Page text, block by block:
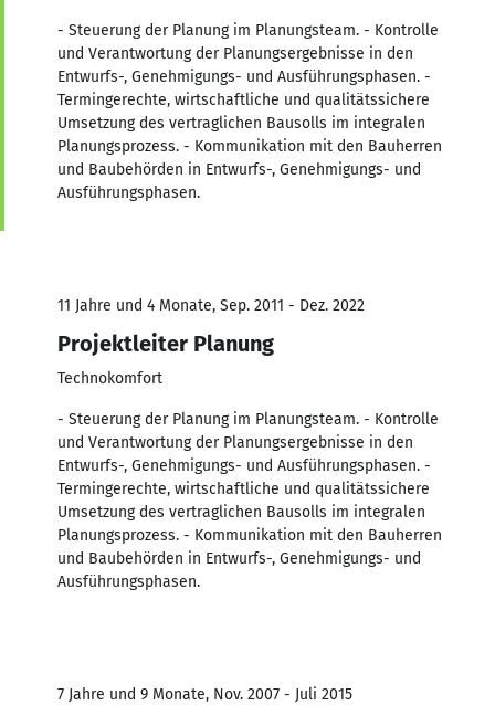
- Steuerung der Planung im Planungsteam. - Kontrolle
und Verantwortung der Planungsergebnisse in den
Entwurfs-, Genehmigungs- und Ausführungsphasen. -
Termingerechte, wirtschaftliche und qualitätssichere
Umsetzung des vertraglichen Bausolls im integralen
Planungsprozess. - Kommunikation mit den Bauherren
und Baubehörden in Entwurfs-, Genehmigungs- und
Ausführungsphasen.
11 Jahre und 4 Monate, Sep. 2011 - Dez. 2022
Projektleiter Planung
Technokomfort
- Steuerung der Planung im Planungsteam. - Kontrolle
und Verantwortung der Planungsergebnisse in den
Entwurfs-, Genehmigungs- und Ausführungsphasen. -
Termingerechte, wirtschaftliche und qualitätssichere
Umsetzung des vertraglichen Bausolls im integralen
Planungsprozess. - Kommunikation mit den Bauherren
und Baubehörden in Entwurfs-, Genehmigungs- und
Ausführungsphasen.
7 Jahre und 9 Monate, Nov. 2007 - Juli 2015